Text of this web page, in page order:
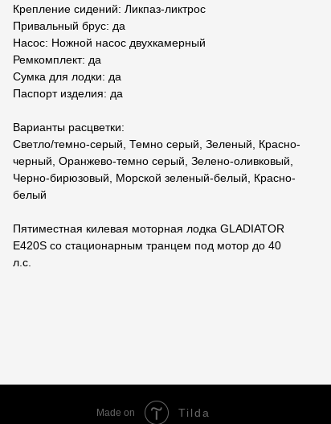
Крепление сидений: Ликпаз-ликтрос
Привальный брус: да
Насос: Ножной насос двухкамерный
Ремкомплект: да
Сумка для лодки: да
Паспорт изделия: да
Варианты расцветки:
Светло/темно-серый, Темно серый, Зеленый, Красно-
черный, Оранжево-темно серый, Зелено-оливковый,
Черно-бирюзовый, Морской зеленый-белый, Красно-
белый
Пятиместная килевая моторная лодка GLADIATOR
E420S со стационарным транцем под мотор до 40
л.с.
Made on Tilda